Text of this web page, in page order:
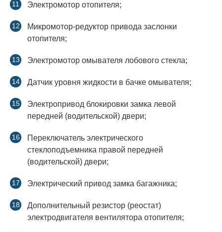
Электромотор отопителя;
Микромотор-редуктор привода заслонки
отопителя;
Электромотор омывателя лобового стекла;
Датчик уровня жидкости в бачке омывателя;
Электропривод блокировки замка левой
передней (водительской) двери;
Переключатель электрического
стеклоподъемника правой передней
(водительской) двери;
Электрический привод замка багажника;
Дополнительный резистор (реостат)
электродвигателя вентилятора отопителя;